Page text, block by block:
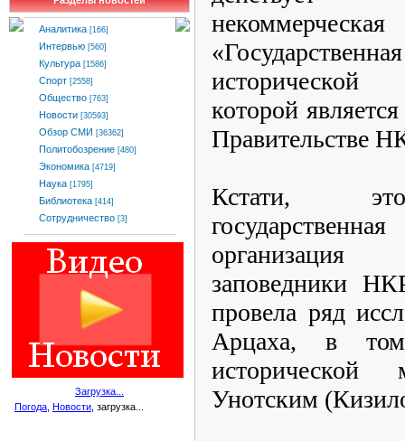
Аналитика [166]
Интервью [560]
Культура [1586]
Спорт [2558]
Общество [763]
Новости [30593]
Обзор СМИ [36362]
Политобозрение [480]
Экономика [4719]
Наука [1795]
Библиотека [414]
Сотрудничество [3]
Загрузка...
Погода Новости , загрузка...
исторической
которой
Правительстве
Кстати, это
заповедники
провела ряд
Арцаха, в
исторической
Унотским